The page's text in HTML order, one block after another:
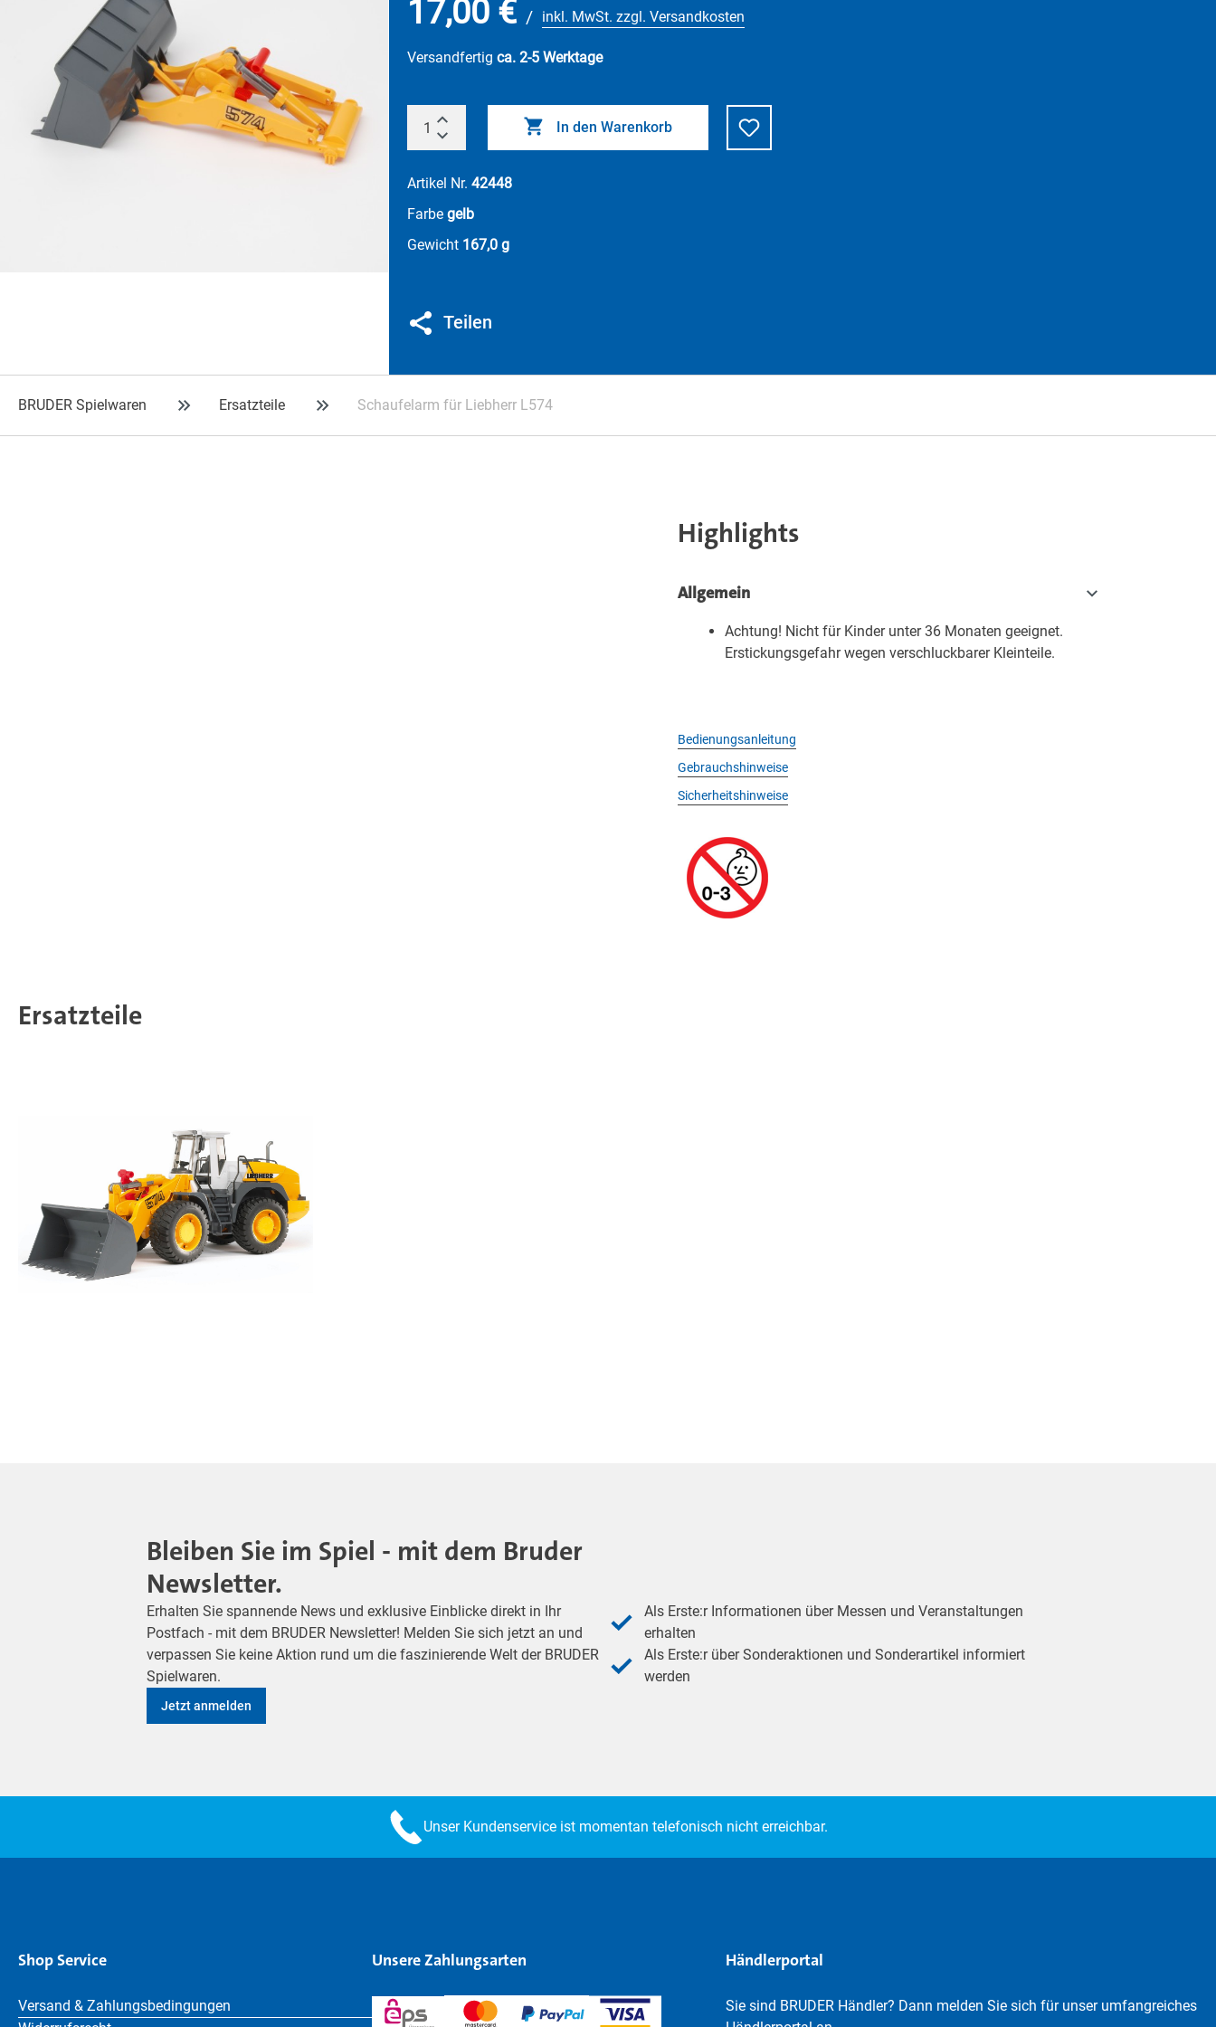
17,00 € / inkl. MwSt. zzgl. Versandkosten
Versandfertig ca. 2-5 Werktage
In den Warenkorb
Artikel Nr. 42448
Farbe gelb
Gewicht 167,0 g
Teilen
BRUDER Spielwaren Ersatzteile Schaufelarm für Liebherr L574
Highlights
Allgemein
Achtung! Nicht für Kinder unter 36 Monaten geeignet.
Erstickungsgefahr wegen verschluckbarer Kleinteile.
Bedienungsanleitung
Gebrauchshinweise
Sicherheitshinweise
Ersatzteile
Bleiben Sie im Spiel - mit dem Bruder
Newsletter.
Erhalten Sie spannende News und exklusive Einblicke direkt in Ihr
Postfach - mit dem BRUDER Newsletter! Melden Sie sich jetzt an und
verpassen Sie keine Aktion rund um die faszinierende Welt der BRUDER
Spielwaren.
Jetzt anmelden
Als Erste:r Informationen über Messen und Veranstaltungen
erhalten
Als Erste:r über Sonderaktionen und Sonderartikel informiert
werden
Unser Kundenservice ist momentan telefonisch nicht erreichbar.
Shop Service
Versand & Zahlungsbedingungen
Unsere Zahlungsarten Händlerportal
Sie sind BRUDER Händler? Dann melden Sie sich für unser umfangreiches